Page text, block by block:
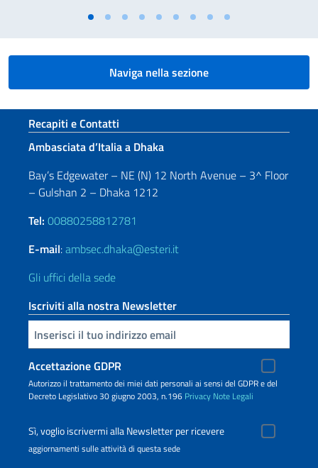
Naviga nella sezione
Sezione footer
Recapiti e Contatti
Ambasciata d’Italia a Dhaka
Bay’s Edgewater – NE (N) 12 North Avenue – 3^ Floor
– Gulshan 2 – Dhaka 1212
Tel: 00880258812781
E-mail:ambsec.dhaka@esteri.it
Gli uffici della sede
Iscriviti alla nostra Newsletter
Inserisci la tua email
Accettazione GDPR
Autorizzo il trattamento dei miei dati personali ai sensi del GDPR e del
Decreto Legislativo 30 giugno 2003, n.196 Privacy Note Legali
Sì, voglio iscrivermi alla Newsletter per ricevere
aggiornamenti sulle attività di questa sede